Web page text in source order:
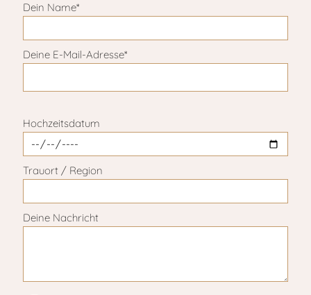
Dein Name*
Deine E-Mail-Adresse*
Hochzeitsdatum
Trauort / Region
Deine Nachricht